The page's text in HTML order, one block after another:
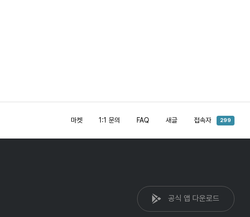
마켓 1:1 문의 FAQ 새글 접속자 299
공식 앱 다운로드